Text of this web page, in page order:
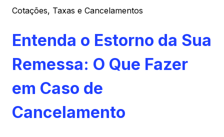
Cotações, Taxas e Cancelamentos
Entenda o Estorno da Sua
Remessa: O Que Fazer
em Caso de
Cancelamento